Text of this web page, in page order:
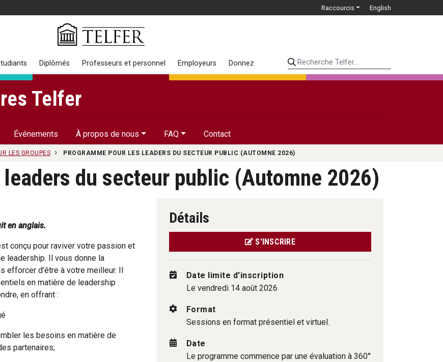
Raccourcis English
Diplômés Professeurs et personnel Employeurs DonnezRecherche Telfer...
Telfer
Événements À propos de nous FAQ Contact
LES GROUPES PROGRAMME POUR LES LEADERS DU SECTEUR PUBLIC (AUTOMNE 2026)
du secteur public (Automne 2026)
en anglais.
conçu pour raviver votre passion et
leadership. Il vous donne la
d’être à votre meilleur. Il
en matière de leadership
en offrant :
les besoins en matière de
partenaires;
Détails
S'INSCRIRE
Date limite d'inscription
Le vendredi 14 août 2026
Format
Sessions en format présentiel et virtuel.
Date
Le programme commence par une évaluation à 360°